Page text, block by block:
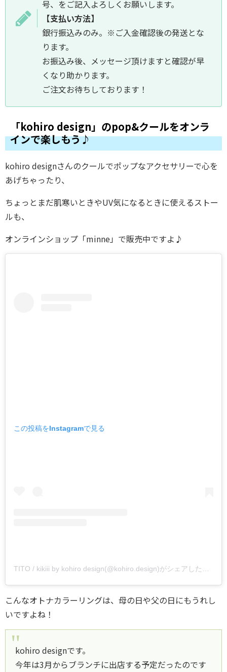
号、をご記入よろしくお願いします。
【支払い方法】
銀行振込みのみ。※ご入金確認後の発送とな
ります。
お振込み後、メッセージ頂けますと確認が早
くなり助かります。
ご注文お待ちしております！
「kohiro design」のpop&クールをオンラ
インで楽しもう♪
kohiro designさんのクールでポップなアクセサリーで心を
あげちゃったり、
ちょっとまだ肌寒いときやUV気になるときに使えるストー
ルも、
オンラインショップ「minne」で販売中ですよ♪
この投稿をInstagramで見る
TITO / kikiii by kohiro design(@kohiro.design)がシェアした投稿
こんなオトナカラーリングは、母の日や父の日にもうれし
いですよね！
kohiro designです。
今年は3月からブランチに出店する予定だったのです